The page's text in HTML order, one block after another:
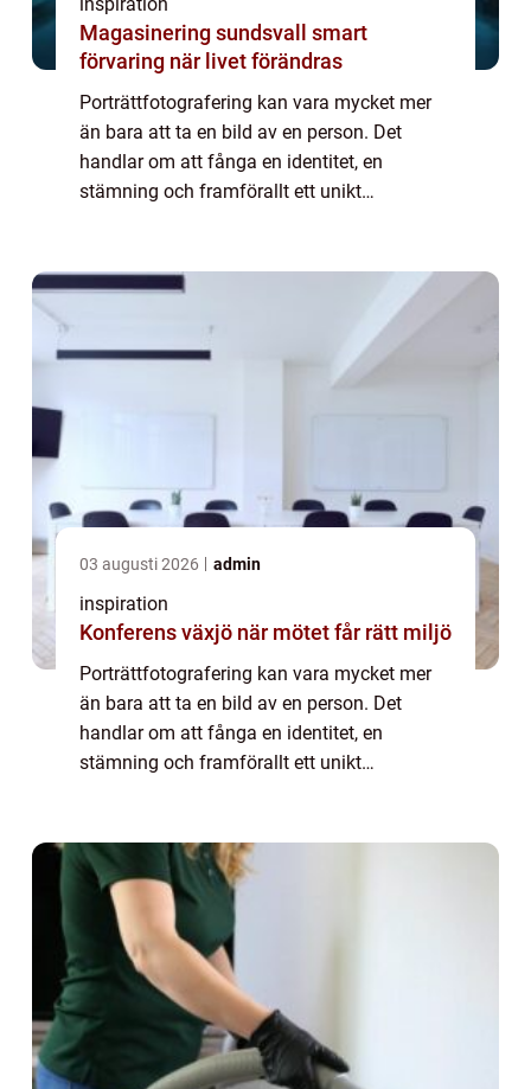
Magasinering sundsvall smart
förvaring när livet förändras
Porträttfotografering kan vara mycket mer
än bara att ta en bild av en person. Det
handlar om att fånga en identitet, en
stämning och framförallt ett unikt
03 augusti 2026 admin
inspiration
Konferens växjö när mötet får rätt miljö
Porträttfotografering kan vara mycket mer
än bara att ta en bild av en person. Det
handlar om att fånga en identitet, en
stämning och framförallt ett unikt